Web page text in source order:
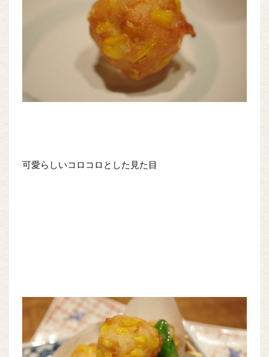
可愛らしいコロコロとした見た目